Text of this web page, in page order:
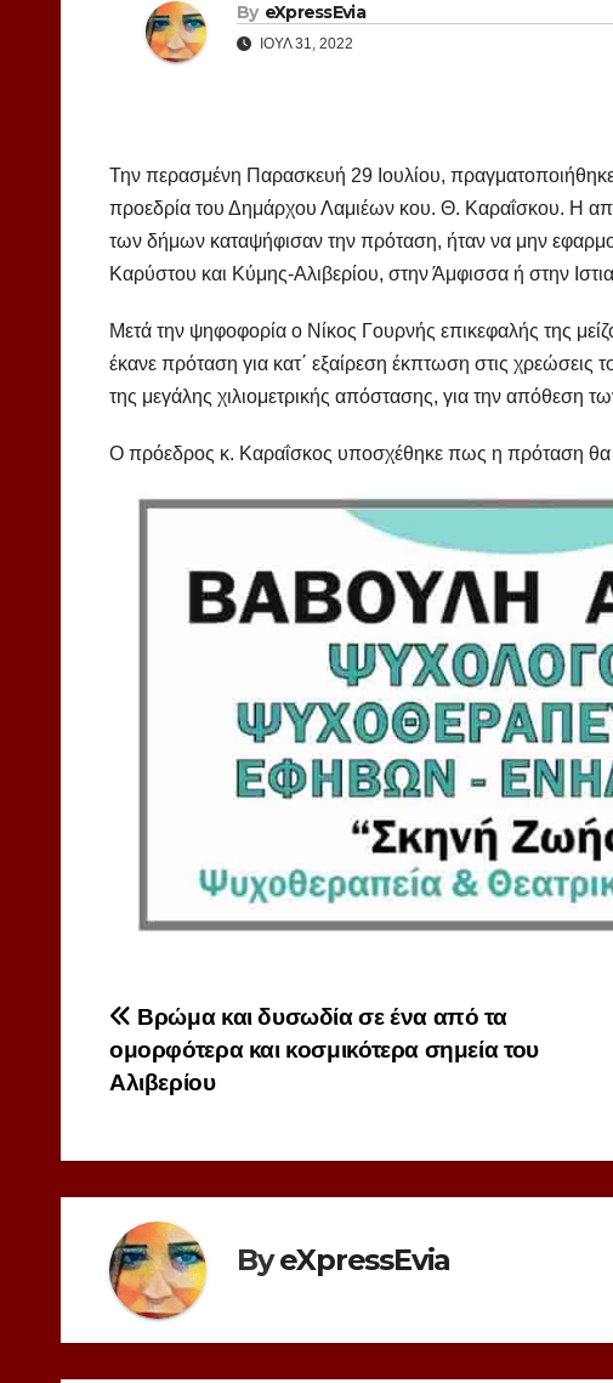
By eXpressEvia
ΙΟΎΛ 31, 2022
Την περασμένη Παρασκευή 29 Ιουλίου,
προεδρία του Δημάρχου Λαμιέων κου. Θ. Καραΐσκου. Η
των δήμων καταψήφισαν την πρόταση, ήταν να μην
Καρύστου και Κύμης-Αλιβερίου, στην Άμφισσα ή στην
Μετά την ψηφοφορία ο Νίκος Γουρνής επικεφαλής της
έκανε πρόταση για κατ΄ εξαίρεση έκπτωση στις
της μεγάλης χιλιομετρικής απόστασης, για την απόθεση
Ο πρόεδρος κ. Καραΐσκος υποσχέθηκε πως η πρόταση
Πλοήγηση
άρθρων
Βρώμα και δυσωδία σε ένα από τα
ομορφότερα και κοσμικότερα σημεία του
Αλιβερίου
ByeXpressEvia